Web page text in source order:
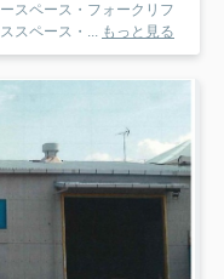
スペース・フォークリフ
スペース・... もっと見る